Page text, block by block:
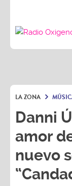
Danni
amor
nuevo
Danni